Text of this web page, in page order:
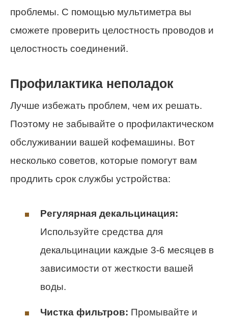
проблемы. С помощью мультиметра вы
сможете проверить целостность проводов и
целостность соединений.
Профилактика неполадок
Лучше избежать проблем, чем их решать.
Поэтому не забывайте о профилактическом
обслуживании вашей кофемашины. Вот
несколько советов, которые помогут вам
продлить срок службы устройства:
Регулярная декальцинация:
Используйте средства для
декальцинации каждые 3-6 месяцев в
зависимости от жесткости вашей
воды.
Чистка фильтров: Промывайте и